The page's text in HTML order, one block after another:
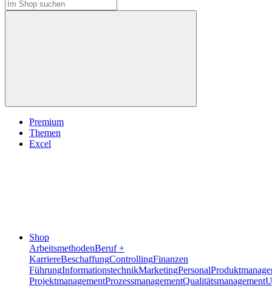
Premium
Themen
Excel
Shop
ArbeitsmethodenBeruf +
KarriereBeschaffungControllingFinanzen
FührungInformationstechnikMarketingPersonal
ProjektmanagementProzessmanagementQualitätsmanagement